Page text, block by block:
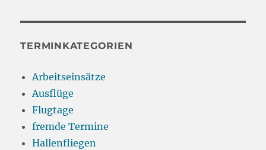
TERMINKATEGORIEN
Arbeitseinsätze
Ausflüge
Flugtage
fremde Termine
Hallenfliegen